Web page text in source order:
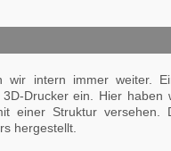
wir intern immer weiter.
Drucker ein. Hier haben
einer Struktur versehen.
hergestellt.